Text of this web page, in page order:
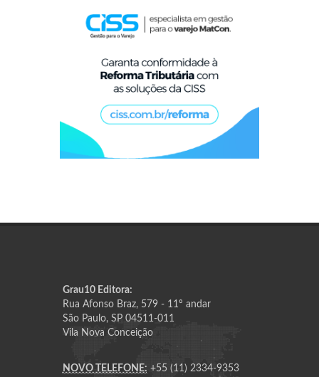
Grau10 Editora:
Rua Afonso Braz, 579 - 11º andar
São Paulo, SP 04511-011
Vila Nova Conceição
NOVO TELEFONE: +55 (11) 2334-9353